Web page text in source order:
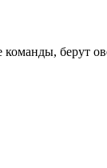
берут